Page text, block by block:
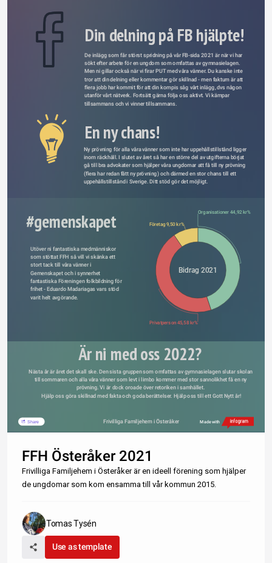
Din delning på FB hjälpte!
De inlägg som får störst spridning på vår FB-sida 2021 är när vi har
sökt efter arbete för en ungdom som omfattas av gymnasielagen.
Men ni gillar också när vi firar PUT med våra vänner. Du kanske inte
tror att din delning eller kommentar gör skillnad - men faktum är att
flera jobb har kommit för att din kompis såg vårt inlägg, dvs någon
utanför vårt nätverk. Fortsätt gärna följa oss aktivt. Vi kämpar
tillsammans och vi vinner tillsammans.
En ny chans!
Ny prövning för alla våra vänner som inte har uppehållstillstånd ligger
inom räckhåll. I slutet av året så har en större del av utgifterna börjat
gå till bra advokater som hjälper våra ungdomar att få till ny prövning
(flera har redan fått ny prövning) och därmed en stor chans till ett
uppehållstillstånd i Sverige. Ditt stöd gör det möjligt.
#gemenskapet
Bidrag 2021
Organisationer 44,92 kr%
Privatperson 45,58 kr%
Företag 9,50 kr%
Utöver ni fantastiska medmänniskor
som stöttat FFH så vill vi skänka ett
stort tack till våra vänner i
Gemenskapet och i synnerhet
fantastiska Föreningen folkbildning för
frihet - Eduardo Madariagas vars stöd
varit helt avgörande.
Är ni med oss 2022?
Nästa år är året det skall ske. Den sista gruppen som omfattas av gymnasielagen slutar skolan
till sommaren och alla våra vänner som levt i limbo kommer med stor sannolikhet få en ny
prövning. Vi är dock oroade över retoriken i samhället.
Hjälp oss göra skillnad med fakta och goda berättelser. Hjälp oss till ett Gott Nytt år!
Frivilliga Familjehem i Österåker
Share Made with
FFH Österåker 2021
Frivilliga Familjehem i Österåker är en ideell förening som hjälper
de ungdomar som kom ensamma till vår kommun 2015.
Tomas Tysén
Use as template